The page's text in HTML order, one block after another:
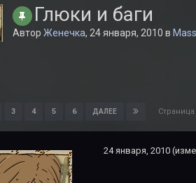
Глюки и баги
Автор Женечка, 24 января, 2010 в
3 4 5 6 ДАЛЕЕ
24 января, 2010